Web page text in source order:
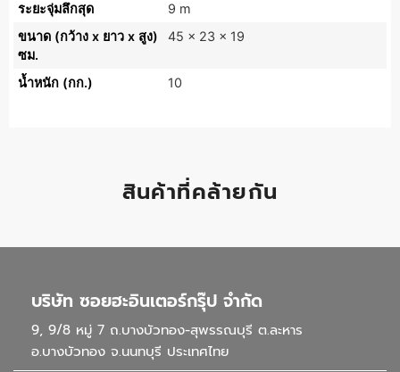
ระยะจุ่มลึกสุด
9 m
ขนาด (กว้าง x ยาว x สูง)
ซม.
45 x 23 x 19
น้ำหนัก (กก.) 10
สินค้าที่คล้ายกัน
บริษัท ซอยฮะอินเตอร์กรุ๊ป จำกัด
9, 9/8 หมู่ 7 ถ.บางบัวทอง-สุพรรณบุรี ต.ละหาร
อ.บางบัวทอง จ.นนทบุรี ประเทศไทย